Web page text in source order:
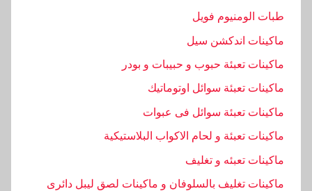
طبات الومنيوم فويل
ماكينات اندكشن سيل
ماكينات تعبئة حبوب و حبيبات و بودر
ماكينات تعبئة سوائل اوتوماتيك
ماكينات تعبئة سوائل فى عبوات
ماكينات تعبئة و لحام الاكواب البلاستيكية
ماكينات تعبئه و تغليف
ماكينات تغليف بالسلوفان و ماكينات لصق ليبل دائرى